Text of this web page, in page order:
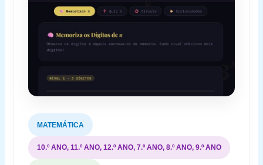
MATEMÁTICA
10.º ANO, 11.º ANO, 12.º ANO, 7.º ANO, 8.º ANO, 9.º ANO